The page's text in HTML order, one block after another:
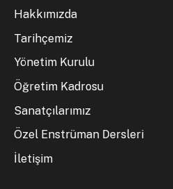
Hakkımızda
Tarihçemiz
Yönetim Kurulu
Öğretim Kadrosu
Sanatçılarımız
Özel Enstrüman Dersleri
İletişim